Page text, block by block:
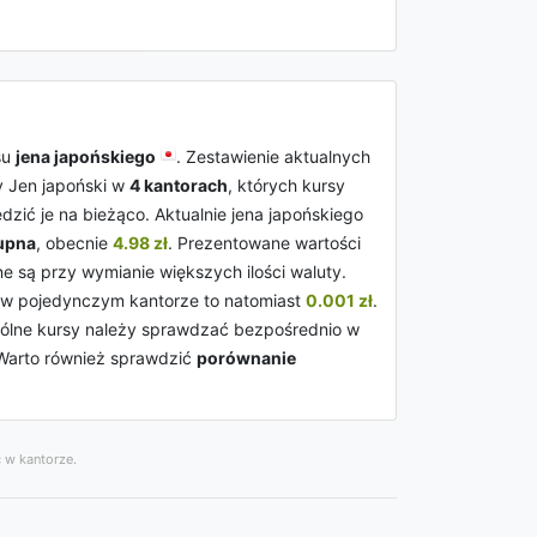
jena japońskiego
. Zestawienie aktualnych
Jen japoński w 4 kantorach, których kursy
je na bieżąco. Aktualnie jena japońskiego
, obecnie 4.98 zł. Prezentowane wartości
są przy wymianie większych ilości waluty.
w pojedynczym kantorze to natomiast 0.001 zł.
kursy należy sprawdzać bezpośrednio w
również sprawdzić porównanie
w kantorze.